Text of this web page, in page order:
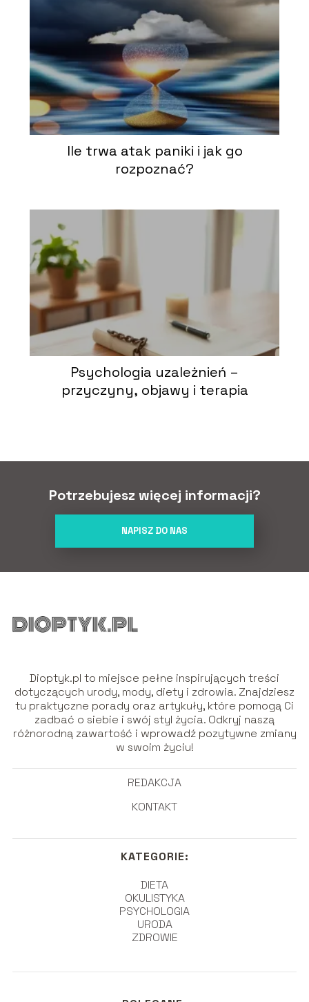
Ile trwa atak paniki i jak go
rozpoznać?
Psychologia uzależnień –
przyczyny, objawy i terapia
Potrzebujesz więcej informacji?
NAPISZ DO NAS
Dioptyk.pl to miejsce pełne inspirujących treści
dotyczących urody, mody, diety i zdrowia. Znajdziesz
tu praktyczne porady oraz artykuły, które pomogą Ci
zadbać o siebie i swój styl życia. Odkryj naszą
różnorodną zawartość i wprowadź pozytywne zmiany
w swoim życiu!
REDAKCJA
KONTAKT
KATEGORIE:
DIETA
OKULISTYKA
PSYCHOLOGIA
URODA
ZDROWIE